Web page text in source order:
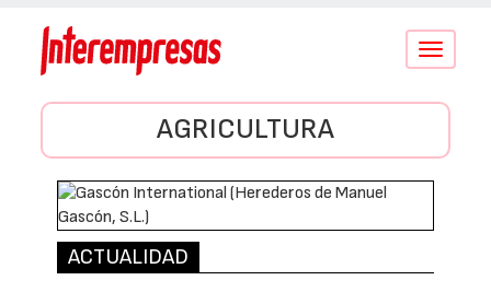
Conmutar
AGRICULTURA
ACTUALIDAD